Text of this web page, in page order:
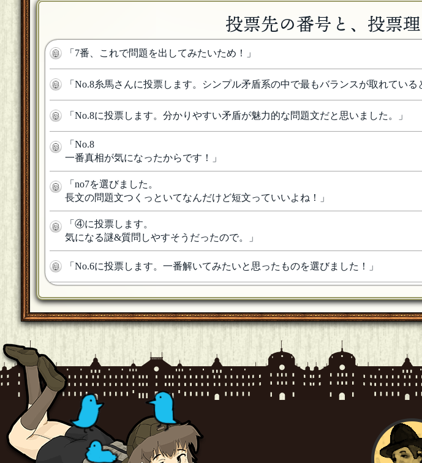
投票先の番号と、投票
「 7番、これで問題を出してみたいため！ 」
「 No.8糸馬さんに投票します。シンプル矛盾系の中で最もバランスが取れている
「 No.8に投票します。分かりやすい矛盾が魅力的な問題文だと思いました。 」
「 No.8
一番真相が気になったからです！
」
「 no7を選びました。
長文の問題文つくっといてなんだけど短文っていいよね！
」
「 ④に投票します。
気になる謎&質問しやすそうだったので。
」
「 No.6に投票します。一番解いてみたいと思ったものを選びました！ 」
「８ 色々理由付けできそうなので」
「矛盾の内容がシンプルで扱いやすく、「口コミ評価」という事象も丁度よい
「 No.7 一番面白そうと思ったから！ 」
「No.7 明確でキャッチーな謎と、想像を膨らませる余地の広さから。 」
「No.6 めっちゃ無駄だ！と、でもとっかかりや面白い根拠はありそう！が両立